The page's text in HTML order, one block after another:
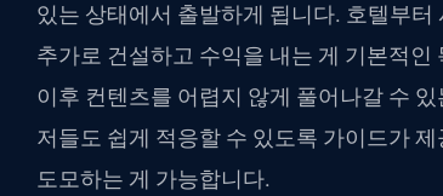
있는 상태에서 출발하게 됩니다. 호텔부
추가로 건설하고 수익을 내는 게 기본적
이후 컨텐츠를 어렵지 않게 풀어나갈 수
저들도 쉽게 적응할 수 있도록 가이드가
도모하는 게 가능합니다.